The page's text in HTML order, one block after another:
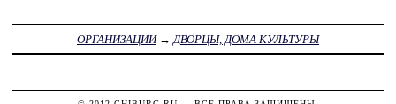
ОРГАНИЗАЦИИ→ ДВОРЦЫ, ДОМА КУЛЬТУРЫ